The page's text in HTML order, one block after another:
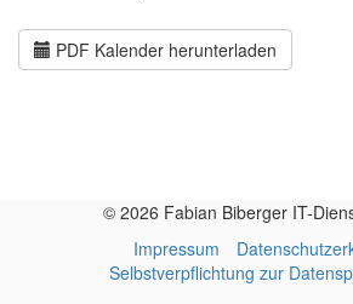
PDF Kalender herunterladen
© 2026 Fabian Biberger IT-
Impressum
Selbstverpflichtung zur